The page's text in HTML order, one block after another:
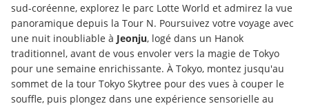
sud-coréenne, explorez le parc Lotte World et admirez la vue
panoramique depuis la Tour N. Poursuivez votre voyage avec
une nuit inoubliable à Jeonju, logé dans un Hanok
traditionnel, avant de vous envoler vers la magie de Tokyo
pour une semaine enrichissante. À Tokyo, montez jusqu'au
sommet de la tour Tokyo Skytree pour des vues à couper le
souffle, puis plongez dans une expérience sensorielle au